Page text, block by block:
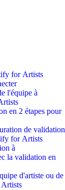
for Artists
l'équipe à
en 2 étapes pour
de validation
for Artists
à
la validation en
d'artiste ou de